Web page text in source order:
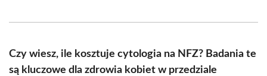
(Twitter)
Czy wiesz, ile kosztuje cytologia na NFZ? Badania te
są kluczowe dla zdrowia kobiet w przedziale